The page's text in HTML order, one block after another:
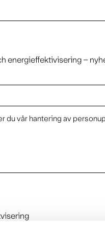
energieffektivisering –
du vår hantering av